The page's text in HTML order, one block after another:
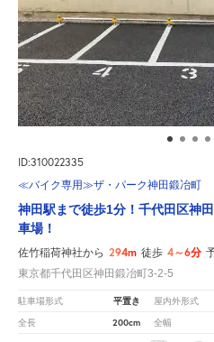
ID:310022335
≪バイク専用≫ザ・パーク神田鍛冶町
神田駅まで徒歩1分！千代田区神
車場！
佐竹稲荷神社から 294m 徒歩 4～6分
東京都千代田区神田鍛冶町3-2-5
駐車場形式 平置き 屋内外形式
全長 200cm 全幅